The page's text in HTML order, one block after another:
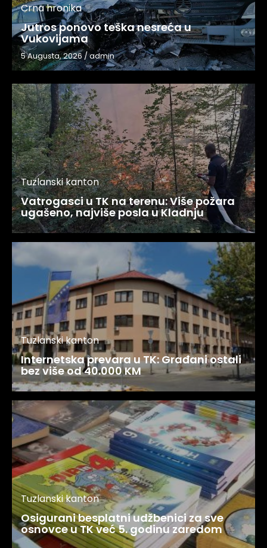
Crna hronika
Jutros ponovo teška nesreća u
Vukovijama
5 Augusta, 2026/admin
Tuzlanski kanton
Vatrogasci u TK na terenu: Više požara
ugašeno, najviše posla u Kladnju
Tuzlanski kanton
Internetska prevara u TK: Građani ostali
bez više od 40.000 KM
Tuzlanski kanton
Osigurani besplatni udžbenici za sve
osnovce u TK već 5. godinu zaredom